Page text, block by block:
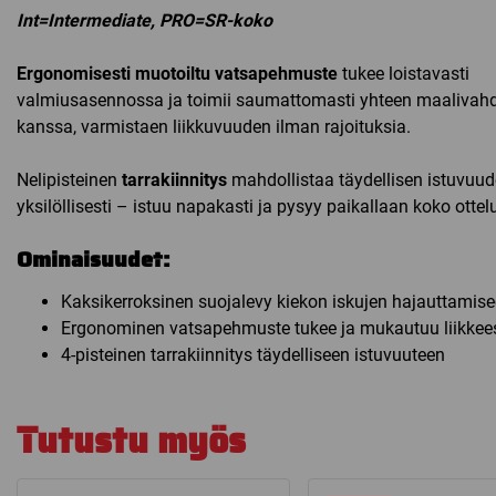
Int=Intermediate, PRO=SR-koko
Ergonomisesti muotoiltu vatsapehmuste tukee loistavasti
valmiusasennossa ja toimii saumattomasti yhteen
kanssa, varmistaen liikkuvuuden ilman rajoituksia.
Nelipisteinen tarrakiinnitys mahdollistaa täydellisen
yksilöllisesti – istuu napakasti ja pysyy paikallaan koko
Ominaisuudet:
Kaksikerroksinen suojalevy kiekon iskujen
Ergonominen vatsapehmuste tukee ja mukautuu
4-pisteinen tarrakiinnitys täydelliseen istuvuuteen
Tutustu myös